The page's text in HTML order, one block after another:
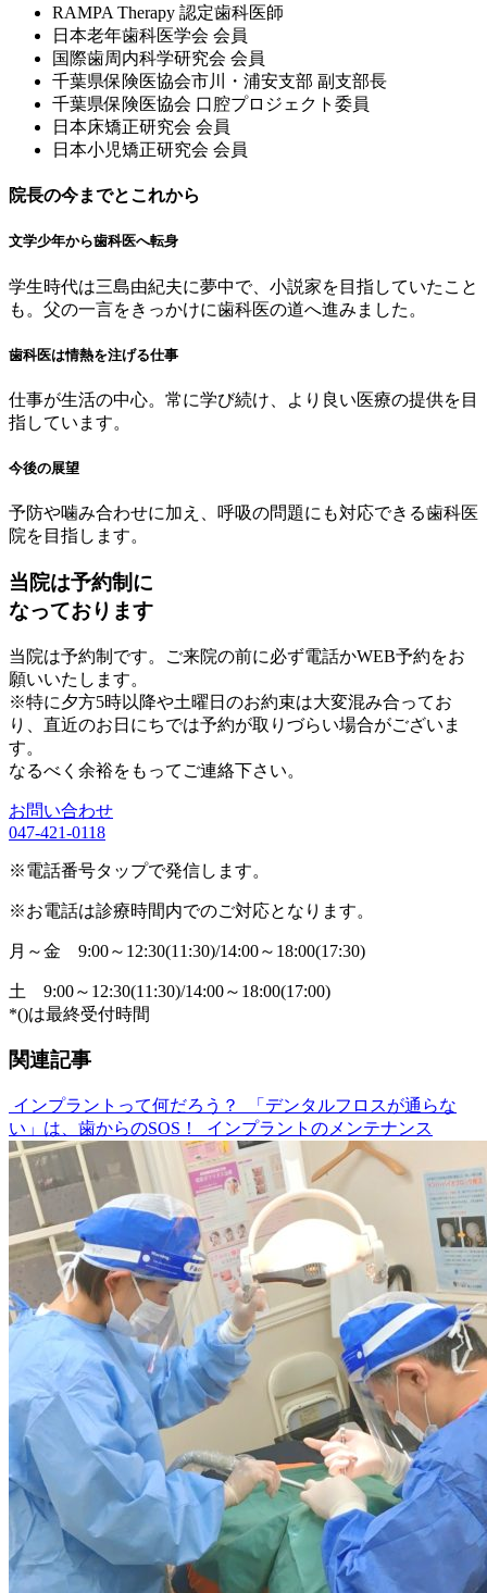
RAMPA Therapy 認定⻭科医師
⽇本⽼年⻭科医学会 会員
国際⻭周内科学研究会 会員
千葉県保険医協会市川・浦安⽀部 副⽀部⻑
千葉県保険医協会 ⼝腔プロジェクト委員
⽇本床矯正研究会 会員
⽇本⼩児矯正研究会 会員
院長の今までとこれから
文学少年から歯科医へ転身
学生時代は三島由紀夫に夢中で、小説家を目指していたこと
も。父の一言をきっかけに歯科医の道へ進みました。
歯科医は情熱を注げる仕事
仕事が生活の中心。常に学び続け、より良い医療の提供を目
指しています。
今後の展望
予防や噛み合わせに加え、呼吸の問題にも対応できる歯科医
院を目指します。
当院は予約制に
なっております
当院は予約制です。ご来院の前に必ず電話かWEB予約をお
願いいたします。
※特に夕方5時以降や土曜日のお約束は大変混み合ってお
り、直近のお日にちでは予約が取りづらい場合がございま
す。
なるべく余裕をもってご連絡下さい。
お問い合わせ
047-421-0118
※電話番号タップで発信します。
※お電話は診療時間内でのご対応となります。
月～金 9:00～12:30(11:30)/14:00～18:00(17:30)
土
9:00～12:30(11:30)/14:00～18:00(17:00)
*()は最終受付時間
関連記事
インプラントって何だろう？
「デンタルフロスが通らな
い」は、歯からのSOS！
インプラントのメンテナンス